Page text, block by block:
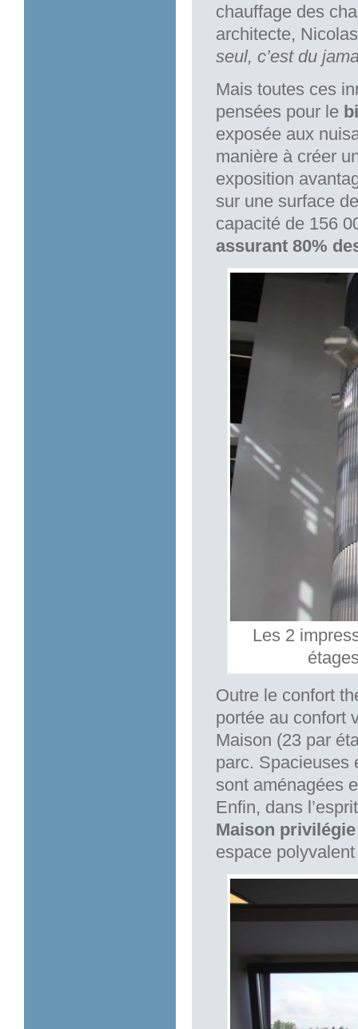
chauffage des
architecte,
seul, c’est du
Mais toutes ces
pensées pour le
exposée aux
manière à créer
exposition
sur une surface
capacité de 156
assurant 80%
Les 2
Outre le confort
portée au confort
Maison (23 par
parc. Spacieuses
sont aménagées
Enfin, dans
Maison
espace